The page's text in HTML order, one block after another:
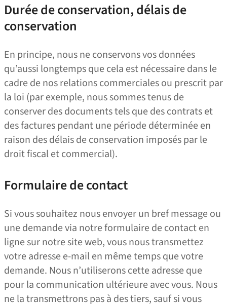
Durée de conservation, délais de
conservation
En principe, nous ne conservons vos données
qu’aussi longtemps que cela est nécessaire dans le
cadre de nos relations commerciales ou prescrit par
la loi (par exemple, nous sommes tenus de
conserver des documents tels que des contrats et
des factures pendant une période déterminée en
raison des délais de conservation imposés par le
droit fiscal et commercial).
Formulaire de contact
Si vous souhaitez nous envoyer un bref message ou
une demande via notre formulaire de contact en
ligne sur notre site web, vous nous transmettez
votre adresse e‑mail en même temps que votre
demande. Nous n’utiliserons cette adresse que
pour la communication ultérieure avec vous. Nous
ne la transmettrons pas à des tiers, sauf si vous